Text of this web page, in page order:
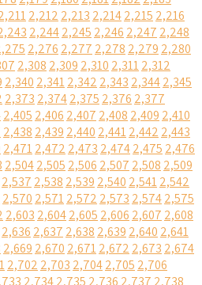
2,212 2,213 2,2142,215 2,216
2,2442,245 2,246 2,247 2,248
2,276 2,277 2,278 2,279 2,280
2,308 2,309 2,310 2,3112,312
2,340 2,3412,342 2,343 2,3442,345
2,373 2,3742,375 2,376 2,377
2,405 2,406 2,407 2,408 2,409 2,410
2,438 2,439 2,440 2,4412,442 2,443
2,4712,472 2,473 2,4742,475 2,476
2,5042,505 2,506 2,507 2,508 2,509
2,537 2,538 2,539 2,540 2,5412,542
2,570 2,5712,572 2,573 2,5742,575
2,603 2,6042,605 2,606 2,607 2,608
2,636 2,637 2,638 2,639 2,640 2,641
2,669 2,670 2,6712,672 2,673 2,674
2,702 2,703 2,7042,705 2,706